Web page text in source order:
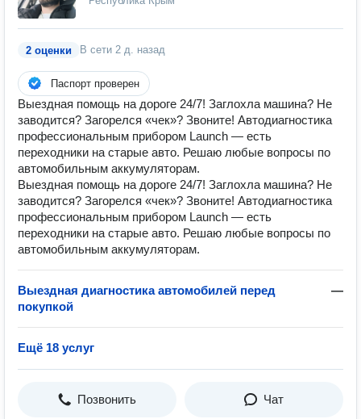
2 оценки В сети 2 д. назад
Паспорт проверен
Выездная помощь на дороге 24/7! Заглохла машина? Не
заводится? Загорелся «чек»? Звоните! Автодиагностика
профессиональным прибором Launch — есть
переходники на старые авто. Решаю любые вопросы по
автомобильным аккумуляторам.
Выездная помощь на дороге 24/7! Заглохла машина? Не
заводится? Загорелся «чек»? Звоните! Автодиагностика
профессиональным прибором Launch — есть
переходники на старые авто. Решаю любые вопросы по
автомобильным аккумуляторам.
Выездная диагностика автомобилей перед
покупкой
—
Ещё 18 услуг
Позвонить Чат